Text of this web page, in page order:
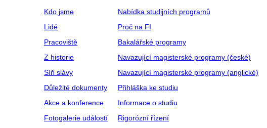
Kdo jsme
Lidé
Pracoviště
Z historie
Síň slávy
Důležité dokumenty
Akce a konference
Fotogalerie událostí
Nabídka studijních programů
Proč na FI
Bakalářské programy
Navazující magisterské programy (české)
Navazující magisterské programy (anglické)
Přihláška ke studiu
Informace o studiu
Rigorózní řízení